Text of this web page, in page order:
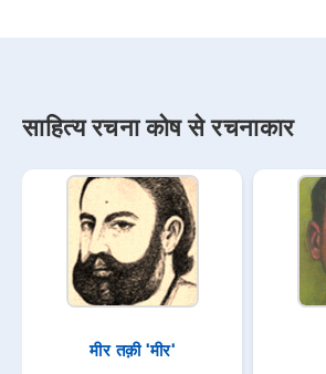
साहित्य रचना कोष से रचनाकार
मीर तक़ी 'मीर'